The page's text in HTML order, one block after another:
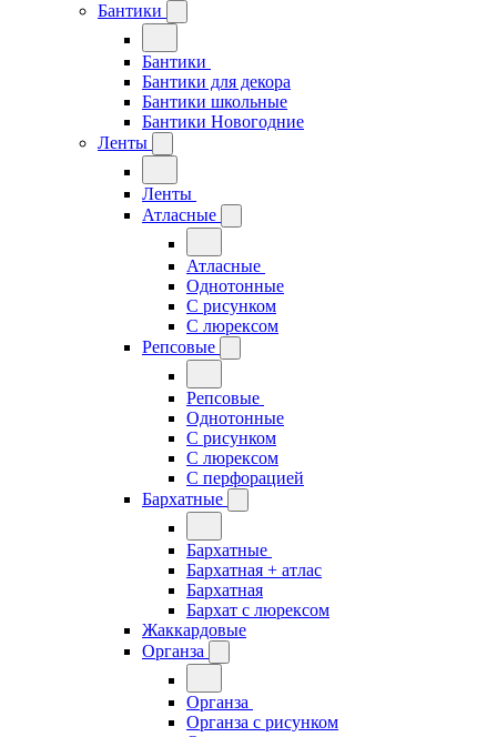
Бантики
Бантики
Бантики для декора
Бантики школьные
Бантики Новогодние
Ленты
Ленты
Атласные
Атласные
Однотонные
С рисунком
С люрексом
Репсовые
Репсовые
Однотонные
С рисунком
С люрексом
С перфорацией
Бархатные
Бархатные
Бархатная + атлас
Бархатная
Бархат с люрексом
Жаккардовые
Органза
Органза
Органза с рисунком